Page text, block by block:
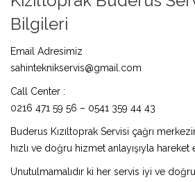
Bilgileri
Email Adresimiz
sahinteknikservis@gmail.com
Call Center :
0216 471 59 56 – 0541 359 44 43
Buderus Kızıltoprak Servisi çağrı
hızlı ve doğru hizmet anlayışıyla hareket
Unutulmamalıdır ki her servis iyi ve